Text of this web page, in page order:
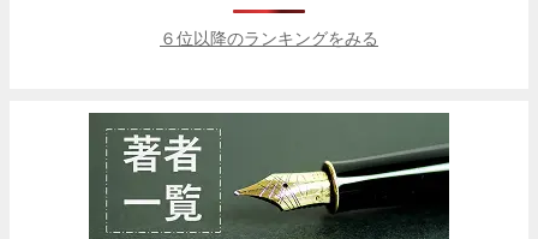
６位以降のランキングをみる